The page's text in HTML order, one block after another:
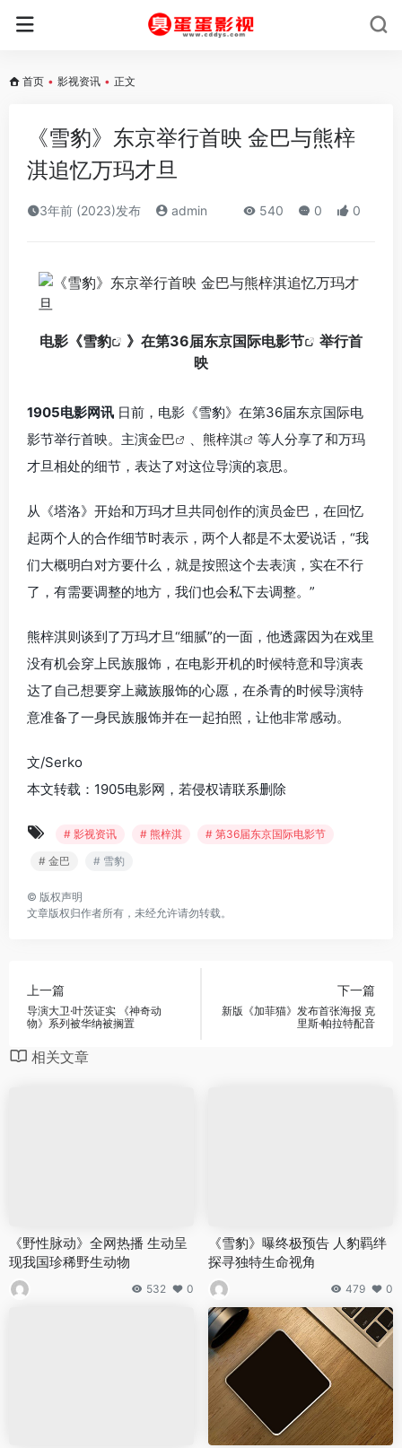
首页 • 影视资讯 • 正文
《雪豹》东京举行首映 金巴与熊梓
淇追忆万玛才旦
3年前 (2023)发布 admin 540 0 0
电影《雪豹 》在第36届东京国际电影节
举行首
映
1905电影网讯 日前，电影《雪豹》在第36届东京国际电
影节举行首映。主演金巴 、 熊梓淇
等人分享了和万玛
才旦相处的细节，表达了对这位导演的哀思。
从《塔洛》开始和万玛才旦共同创作的演员金巴，在回忆
起两个人的合作细节时表示，两个人都是不太爱说话，“我
们大概明白对方要什么，就是按照这个去表演，实在不行
了，有需要调整的地方，我们也会私下去调整。”
熊梓淇则谈到了万玛才旦“细腻”的一面，他透露因为在戏里
没有机会穿上民族服饰，在电影开机的时候特意和导演表
达了自己想要穿上藏族服饰的心愿，在杀青的时候导演特
意准备了一身民族服饰并在一起拍照，让他非常感动。
文/Serko
本文转载：1905电影网，若侵权请联系删除
# 影视资讯 # 熊梓淇
# 第36届东京国际电影节
# 金巴
# 雪豹
© 版权声明
文章版权归作者所有，未经允许请勿转载。
上一篇
导演大卫·叶茨证实 《神奇动
物》系列被华纳被搁置
下一篇
新版《加菲猫》发布首张海报 克
里斯·帕拉特配音
相关文章
《野性脉动》全网热播 生动呈
现我国珍稀野生动物
532 0
《雪豹》曝终极预告 人豹羁绊
探寻独特生命视角
479 0